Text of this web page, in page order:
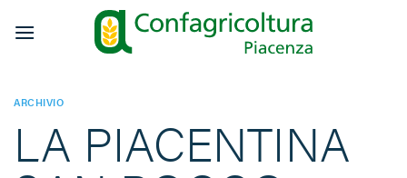
ARCHIVIO
LA PIACENTINA